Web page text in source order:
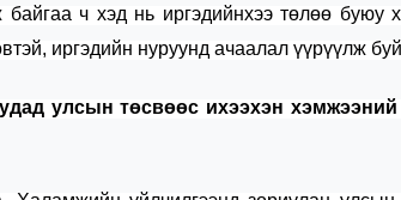
байгаа ч хэд нь иргэдийнхээ төлөө буюу
, иргэдийн нуруунд ачаалал үүрүүлж
улсын төсвөөс ихээхэн хэмжээний